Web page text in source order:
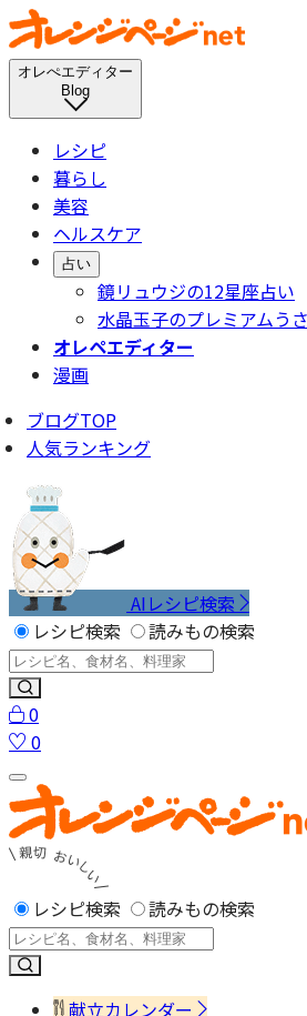
オレぺエディター
Blog
レシピ
暮らし
美容
ヘルスケア
占い
鏡リュウジの12星座占い
水晶玉子のプレミアムう
オレペエディター
漫画
ブログTOP
人気ランキング
AIレシピ検索
レシピ検索
読みもの検索
0
0
レシピ検索 読みもの検索
献立カレンダー